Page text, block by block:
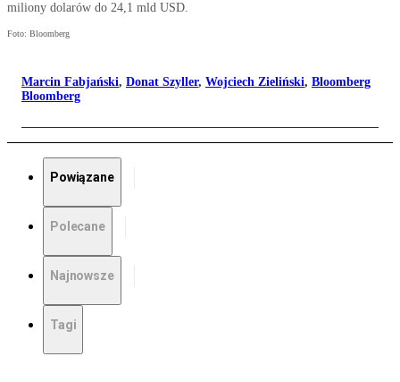
miliony dolarów do 24,1 mld USD.
Foto: Bloomberg
Marcin Fabjański, Donat Szyller, Wojciech Zieliński, Bloomberg
Bloomberg
Powiązane
Polecane
Najnowsze
Tagi